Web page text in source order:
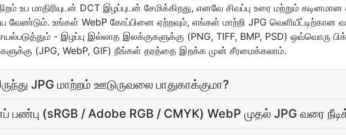
உப மாதிரியுடன் DCT இழப்புடன் சேமிக்கிறது, எனவே சிவப்பு உரை மற்றும் கடினமான
உங்கள் WebP கோப்பினை ஏற்றவும், எங்கள் மாற்றி JPG வெளியீட்டிற்கான
- இழப்பு இல்லாத இலக்குகளுக்கு (PNG, TIFF, BMP, PSD) ஒவ்வொரு
(JPG, WebP, GIF) நீங்கள் தரத்தை இறக்க முன் சீரமைக்கலாம்.
JPG மாற்றம் ஊடுருவலை பாதுகாக்குமா?
(sRGB / Adobe RGB / CMYK) WebP முதல் JPG வரை